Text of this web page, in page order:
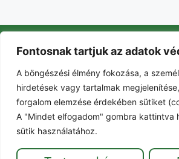
Fontosnak tartjuk az adatok
A böngészési élmény fokozása, a
hirdetések vagy tartalmak
forgalom elemzése érdekében sütiket
A "Mindet elfogadom" gombra kattintva
sütik használatához.
Szolgáltatások
Gyerekeknek
Eseménynaptár
Kapcsolat
Blog
Árak
Minden jog fenntartva